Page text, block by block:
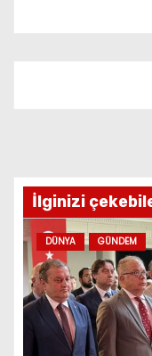
İlginizi
DÜNYA GÜNDEM